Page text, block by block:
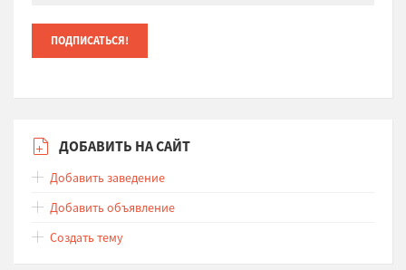
ДОБАВИТЬ НА САЙТ
Добавить заведение
Добавить объявление
Создать тему